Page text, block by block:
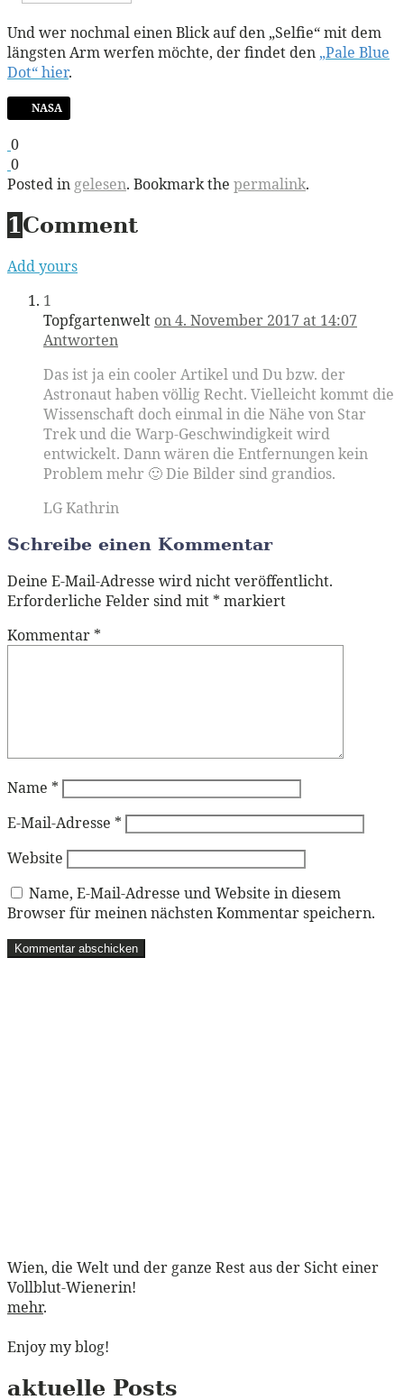
Und wer nochmal einen Blick auf den „Selfie“ mit dem
längsten Arm werfen möchte, der findet den „Pale Blue
Dot“ hier.
NASA
0
0
Posted in gelesen. Bookmark the permalink.
1 Comment
Add yours
1
Topfgartenwelt on 4. November 2017 at 14:07
Antworten
Das ist ja ein cooler Artikel und Du bzw. der
Astronaut haben völlig Recht. Vielleicht kommt die
Wissenschaft doch einmal in die Nähe von Star
Trek und die Warp-Geschwindigkeit wird
entwickelt. Dann wären die Entfernungen kein
Problem mehr 🙂 Die Bilder sind grandios.
LG Kathrin
Schreibe einen Kommentar
Deine E-Mail-Adresse wird nicht veröffentlicht.
Erforderliche Felder sind mit * markiert
Kommentar *
Name *
E-Mail-Adresse *
Website
Name, E-Mail-Adresse und Website in diesem
Browser für meinen nächsten Kommentar speichern.
Wien, die Welt und der ganze Rest aus der Sicht einer
Vollblut-Wienerin!
mehr.
Enjoy my blog!
aktuelle Posts